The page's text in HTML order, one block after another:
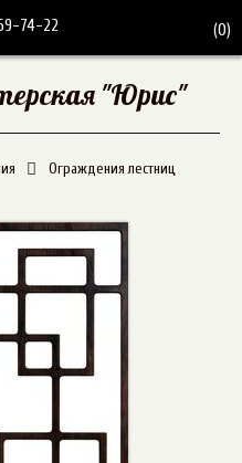
74-22 (0)
"Юрис"
Ограждения лестниц